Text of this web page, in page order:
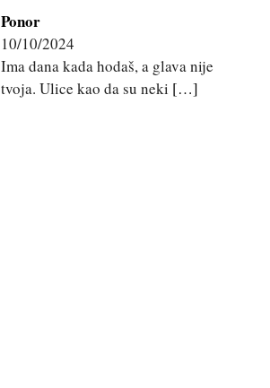
Ponor
10/10/2024
Ima dana kada hodaš, a glava nije
tvoja. Ulice kao da su neki […]